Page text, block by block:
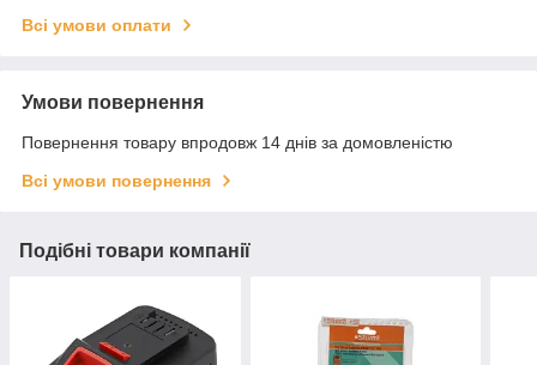
Всі умови оплати
Умови повернення
Повернення товару впродовж 14 днів за домовленістю
Всі умови повернення
Подібні товари компанії